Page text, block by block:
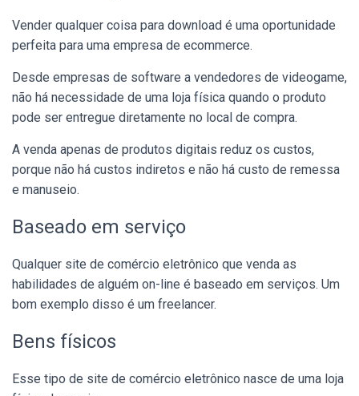
Vender qualquer coisa para download é uma oportunidade
perfeita para uma empresa de ecommerce.
Desde empresas de software a vendedores de videogame,
não há necessidade de uma loja física quando o produto
pode ser entregue diretamente no local de compra.
A venda apenas de produtos digitais reduz os custos,
porque não há custos indiretos e não há custo de remessa
e manuseio.
Baseado em serviço
Qualquer site de comércio eletrônico que venda as
habilidades de alguém on-line é baseado em serviços. Um
bom exemplo disso é um freelancer.
Bens físicos
Esse tipo de site de comércio eletrônico nasce de uma loja